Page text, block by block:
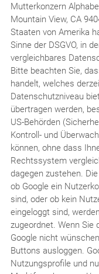
Mutterkonzern
Mountain View, CA
Staaten von Amerika
Sinne der DSGVO, in
vergleichbares
Bitte beachten Sie,
handelt, welches
Datenschutzniveau
übertragen werden,
US-Behörden
Kontroll- und
können, ohne dass
Rechtssystem
dagegen zustehen.
ob Google ein
sind, oder ob kein
eingeloggt sind,
zugeordnet. Wenn Sie
Google nicht
Buttons ausloggen.
Nutzungsprofile und